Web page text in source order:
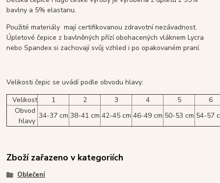
bavlny a 5% elastanu.
Použité materiály mají certifikovanou zdravotní nezávadnost.
Úpletové čepice z bavlněných přízí obohacených vláknem Lycra
nebo Spandex si zachovají svůj vzhled i po opakovaném praní.
Velikosti čepic se uvádí podle obvodu hlavy:
Velikost
1 2 3 4 5
6
Obvod
hlavy
34-37 cm 38-41 cm 42-45 cm 46-49 cm 50-53 cm 54-57
Zboží zařazeno v kategoriích
Oblečení